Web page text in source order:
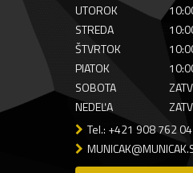
UTOROK
STREDA
ŠTVRTOK
PIATOK
SOBOTA
NEDEĽA
Tel.: +421 908 762